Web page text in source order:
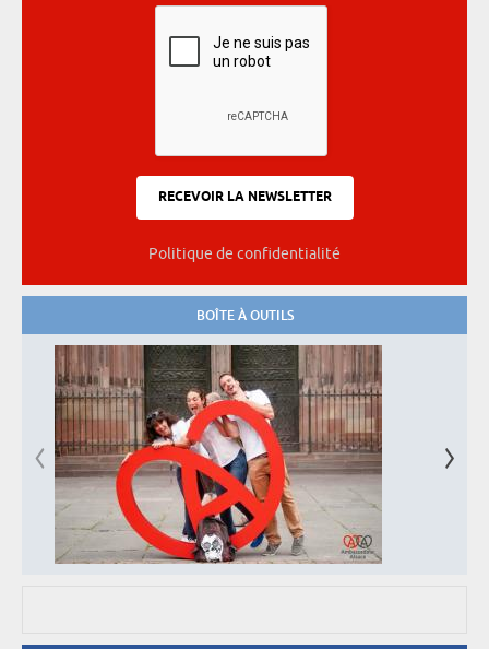
Politique de confidentialité
BOÎTE À OUTILS